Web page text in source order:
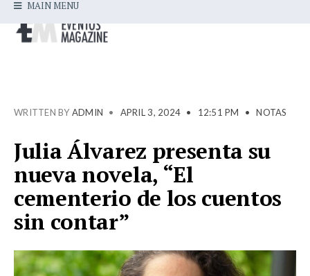
MAIN MENU
WRITTEN BY ADMIN • APRIL 3, 2024 • 12:51 PM • NOTAS
Julia Álvarez presenta su
nueva novela, “El
cementerio de los cuentos
sin contar”